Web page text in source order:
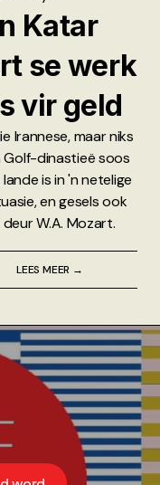
Katar
se werk
vir geld
Irannese, maar niks
Golf-dinastieë soos
is in 'n netelige
en gesels ook
W.A. Mozart.
LEES MEER →